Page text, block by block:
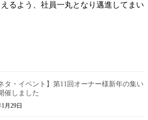
るよう、社員一丸となり邁進してまい
タ・イベント】第11回オーナー様新年の集い
催しました
月29日